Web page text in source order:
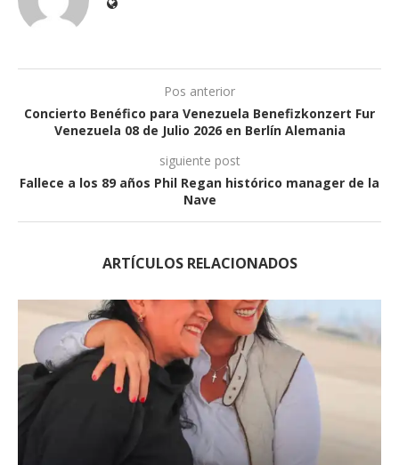
Pos anterior
Concierto Benéfico para Venezuela Benefizkonzert Fur
Venezuela 08 de Julio 2026 en Berlín Alemania
siguiente post
Fallece a los 89 años Phil Regan histórico manager de la
Nave
ARTÍCULOS RELACIONADOS